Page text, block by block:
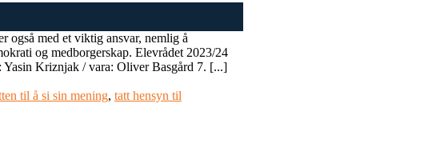
også med et viktig ansvar, nemlig å
og medborgerskap. Elevrådet 2023/24
Kriznjak / vara: Oliver Basgård 7. [...]
til å si sin mening, tatt hensyn til